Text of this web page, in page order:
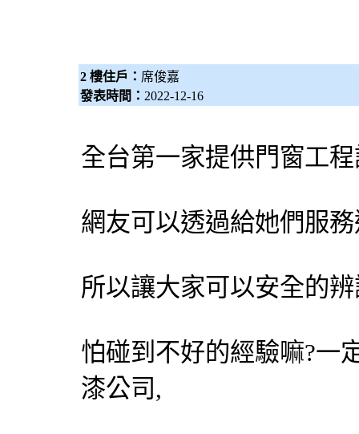
2 樓住戶： 席俊嘉
發表時間： 2022-12-16
全台第一家提供門窗工
網友可以透過給她們服
所以讓大家可以安全的
怕碰到不好的經驗嘛?一
漆公司,